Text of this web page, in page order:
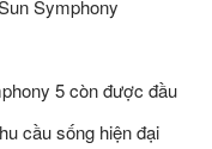
Symphony
5 còn được đầu
cầu sống hiện đại